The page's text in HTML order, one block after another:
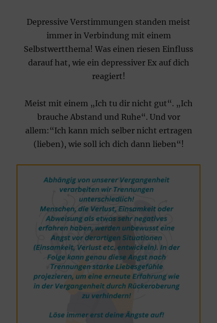
Depressive Verstimmungen standen meist
immer in Verbindung mit einem
Selbstwertthema! Was einen riesen Einfluss
darauf hat, wie ein depressiver Ex auf dich
reagiert!
Meist mit einem „Ich tu dir nicht gut“. „Ich
brauche Abstand und Ruhe“. Und vor
allem:“Ich kann mich selber nicht ertragen
(lieben), wie soll ich dich dann lieben“!